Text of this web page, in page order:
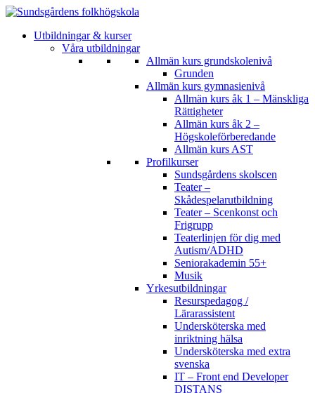
Utbildningar & kurser
Våra utbildningar
Allmän kurs grundskolenivå
Grunden
Allmän kurs gymnasienivå
Allmän kurs åk 1 – Mänskliga
Rättigheter
Allmän kurs åk 2 –
Högskoleförberedande
Allmän kurs AST
Profilkurser
Sundsgårdens skolscen
Teater –
Skådespelarutbildning
Teater – Scenkonst och
Frigrupp
Teaterlinjen för dig med
Autism/ADHD
Seniorakademin 55+
Musik
Yrkesutbildningar
Resurspedagog /
Lärarassistent
Undersköterska med
inriktning hälsa
Undersköterska med extra
svenska
IT – Front end Developer
DISTANS